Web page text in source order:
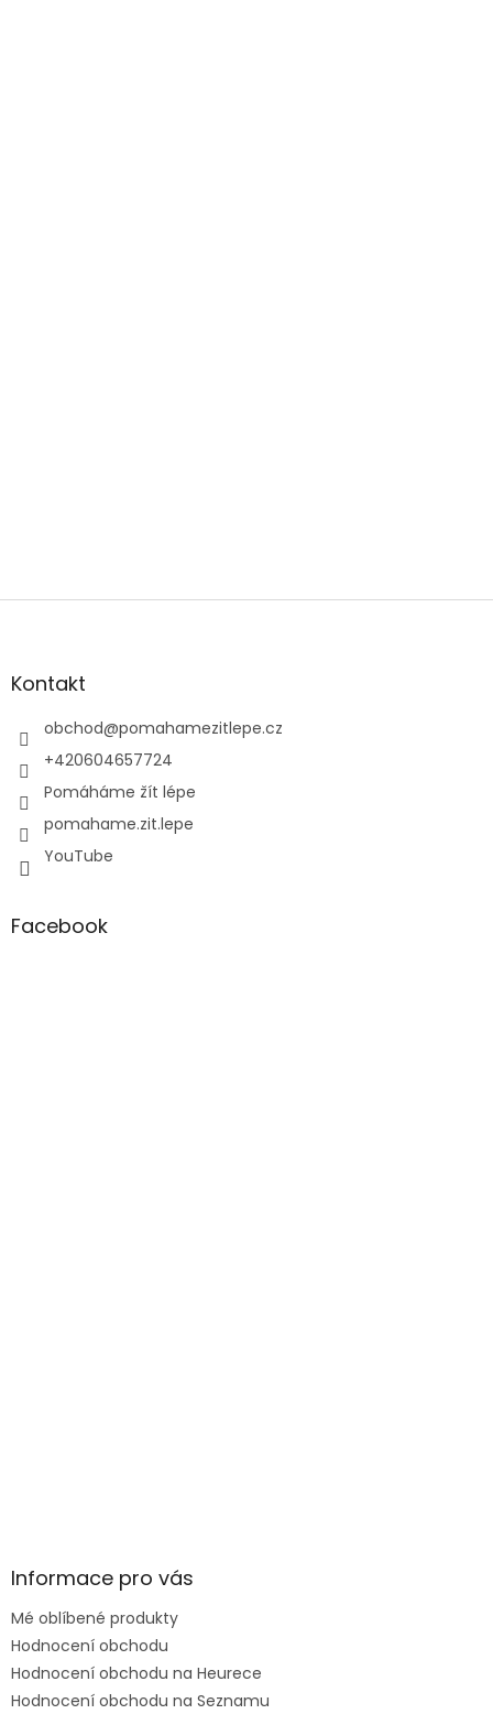
Z
aKontakt
obchod@pomahamezitlepe.cz
+420604657724
Pomáháme žít lépe
pomahame.zit.lepe
YouTube
Facebook
Informace pro vás
Mé oblíbené produkty
Hodnocení obchodu
Hodnocení obchodu na Heurece
Hodnocení obchodu na Seznamu